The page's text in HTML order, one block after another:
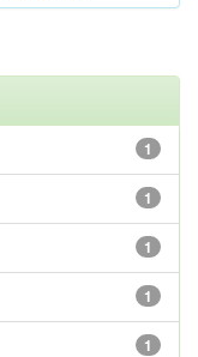
1
1
1
1
1